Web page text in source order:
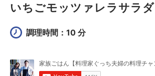
いちごモッツァレラサラダ
調理時間：10 分